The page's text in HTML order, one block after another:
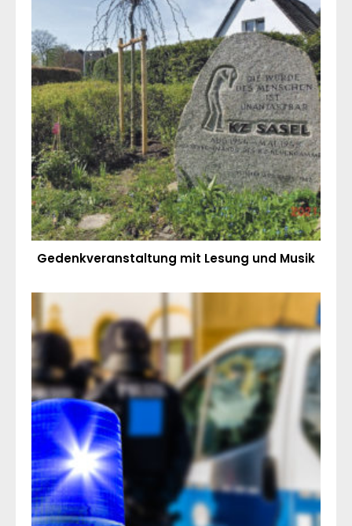
Gedenkveranstaltung mit Lesung und Musik